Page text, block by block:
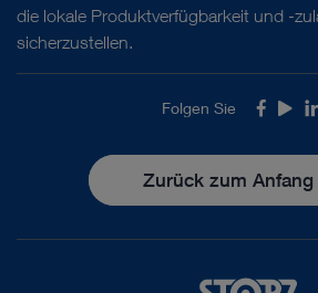
die lokale Produktverfügbarkeit und -
sicherzustellen.
Folgen Sie
Zurück zum Anfang